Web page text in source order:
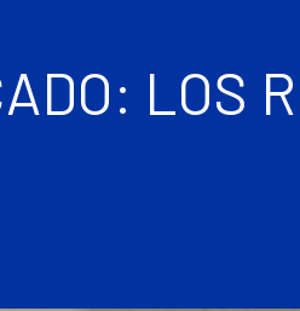
LOS